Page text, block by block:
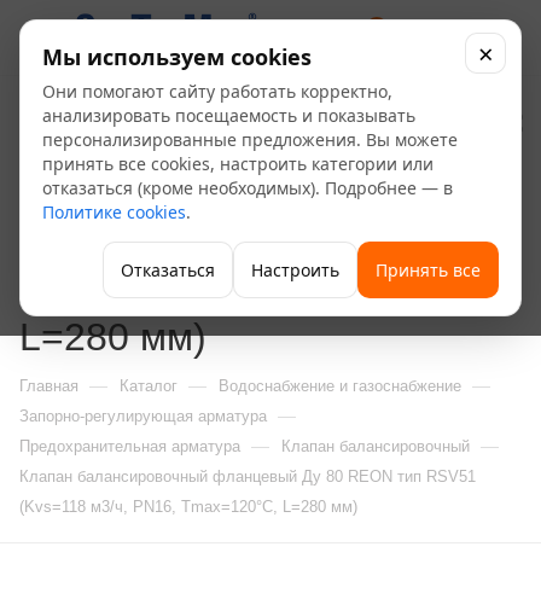
Клапан
балансировочный
фланцевый Ду 80 REON
тип RSV51 (Kvs=118 м3/
ч, PN16, Тmax=120°С,
L=280 мм)
Главная — Каталог — Водоснабжение и газоснабжение —
Запорно-регулирующая арматура —
Предохранительная арматура — Клапан балансировочный —
Клапан балансировочный фланцевый Ду 80 REON тип RSV51
(Kvs=118 м3/ч, PN16, Тmax=120°С, L=280 мм)
Мы используем cookies
Они помогают сайту работать корректно,
анализировать посещаемость и показывать
персонализированные предложения. Вы можете
принять все cookies, настроить категории или
отказаться (кроме необходимых). Подробнее — в
Политике cookies.
Отказаться Настроить Принять все
×